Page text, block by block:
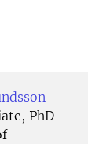
PhD